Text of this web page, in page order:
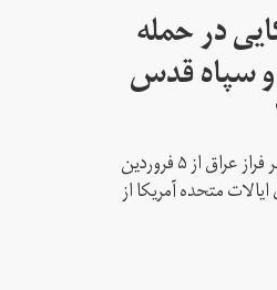
در حمله
سپاه قدس
پرواز شبانه هواپیماهای جنگنده آمریکایی بر فراز عراق از ۵ فروردین
متحده آمریکا از